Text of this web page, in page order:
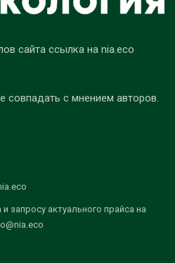
сайта ссылка на nia.eco
совпадать с мнением авторов.
запросу актуального прайса на